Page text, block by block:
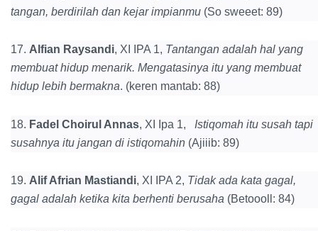
tangan, berdirilah dan kejar impianmu (So sweeet: 89)
17. Alfian Raysandi, XI IPA 1, Tantangan adalah hal yang
membuat hidup menarik. Mengatasinya itu yang membuat
hidup lebih bermakna. (keren mantab: 88)
18. Fadel Choirul Annas, XI Ipa 1, Istiqomah itu susah tapi
susahnya itu jangan di istiqomahin (Ajiiib: 89)
19. Alif Afrian Mastiandi, XI IPA 2, Tidak ada kata gagal,
gagal adalah ketika kita berhenti berusaha (Betoooll: 84)